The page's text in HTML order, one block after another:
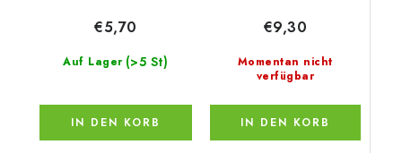
Auf Lager (>5 St)
€5,70
IN DEN KORB
Momentan nicht
verfügbar
€9,30
IN DEN KORB